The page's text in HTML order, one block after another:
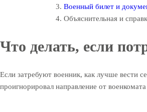
Военный билет и
Объяснительная и
Что делать, если
Если затребуют военник, как лучше вести
проигнорировал направление от